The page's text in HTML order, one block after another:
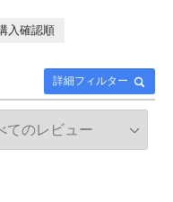
詳細フィルター
入確認順